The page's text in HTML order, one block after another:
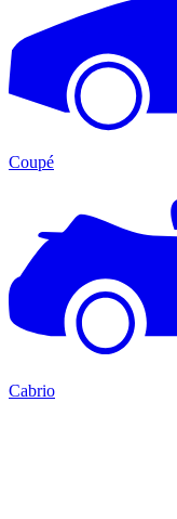
Coupé
Cabrio